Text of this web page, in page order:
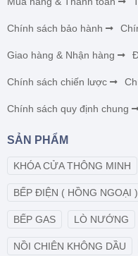
Chính sách bảo hành
Giao hàng & Nhận hàng
Chính sách chiến lược
Chính sách quy định chung
SẢN PHẨM
KHÓA CỬA THÔNG MINH
BẾP ĐIỆN ( HỒNG NGOẠI )
BẾP GAS LÒ NƯỚNG
NỒI CHIÊN KHÔNG DẦU